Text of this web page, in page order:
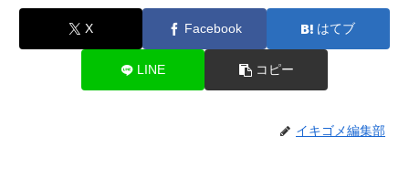
X Facebook はてブ
LINE コピー
イキゴメ編集部